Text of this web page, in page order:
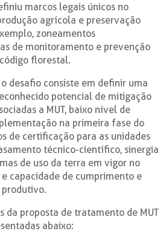
marcos legais únicos no
agrícola e preservação
zoneamentos
de monitoramento e prevenção
florestal.
o desafio consiste em definir uma
potencial de mitigação
a MUT, baixo nível de
na primeira fase do
de certificação para as unidades
técnico-científico, sinergia
de uso da terra em vigor no
capacidade de cumprimento e
da proposta de tratamento de MUT
abaixo: